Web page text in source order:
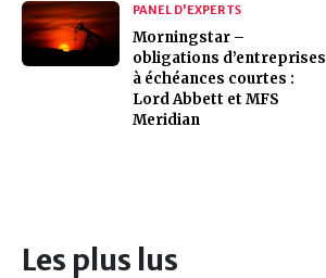
PANEL D'EXPERTS
Morningstar –
obligations d’entreprises
à échéances courtes :
Lord Abbett et MFS
Meridian
Les plus lus